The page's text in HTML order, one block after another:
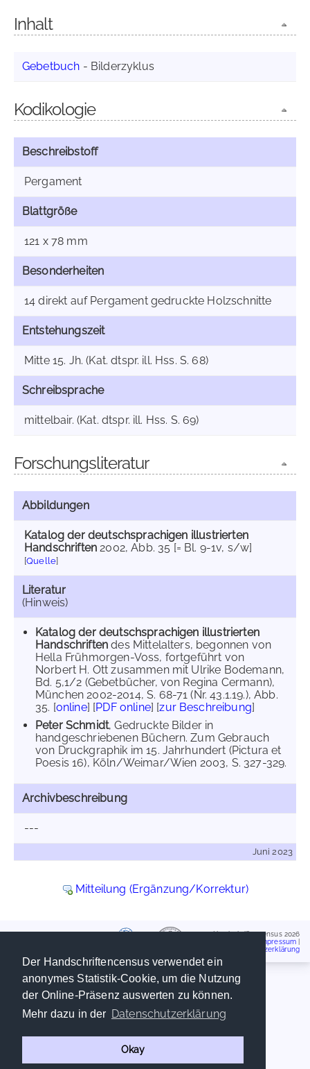
Der Handschriftencensus verwendet ein
anonymes Statistik-Cookie, um die Nutzung
der Online-Präsenz auswerten zu können.
Mehr dazu in der Datenschutzerklärung
Okay
Inhalt
Gebetbuch - Bilderzyklus
Kodikologie
Beschreibstoff
Pergament
Blattgröße
121 x 78 mm
Besonderheiten
14 direkt auf Pergament gedruckte Holzschnitte
Entstehungszeit
Mitte 15. Jh. (Kat. dtspr. ill. Hss. S. 68)
Schreibsprache
mittelbair. (Kat. dtspr. ill. Hss. S. 69)
Forschungsliteratur
Abbildungen
Katalog der deutschsprachigen illustrierten
Handschriften 2002, Abb. 35 [= Bl. 9-1v, s/w]
[Quelle]
Literatur
(Hinweis)
Katalog der deutschsprachigen illustrierten
Handschriften des Mittelalters, begonnen von
Hella Frühmorgen-Voss, fortgeführt von
Norbert H. Ott zusammen mit Ulrike Bodemann,
Bd. 5,1/2 (Gebetbücher, von Regina Cermann),
München 2002-2014, S. 68-71 (Nr. 43.1.19.), Abb.
35. [online] [PDF online] [zur Beschreibung]
Peter Schmidt, Gedruckte Bilder in
handgeschriebenen Büchern. Zum Gebrauch
von Druckgraphik im 15. Jahrhundert (Pictura et
Poesis 16), Köln/Weimar/Wien 2003, S. 327-329.
Archivbeschreibung
---
Juni 2023
Mitteilung (Ergänzung/Korrektur)
Handschriftencensus 2026
Impressum
Datenschutzerklärung